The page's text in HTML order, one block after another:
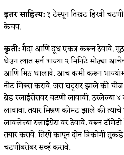
इतर साहित्य:३ टेस्पून तिखट हिरवी
केचप.
कृती:मैदा आणि दूध एकत्र करून ठेवावे.
घेउन त्यात सर्व भाज्या २ मिनिटे मोठ्या
आणि मिठ घालावे. आच कमी करून
नीट मिक्स करावे. जरा घट्टसर झाले की
ब्रेड स्लाईसेसवर चटणी लावावी. उरलेल्या
लावावा. तयार मिश्रण कोमट झाले की
लावलेल्या स्लाईसेस वर ठेवावे. वरून
तयार करावे. तिरपे कापून दोन त्रिकोणी
चटणीबरोबर सर्व्ह करावे.